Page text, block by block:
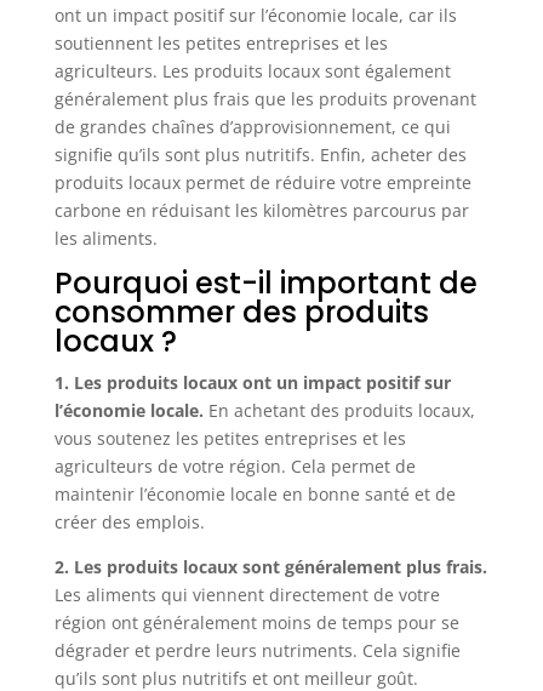
ont un impact positif sur l’économie locale, car ils
soutiennent les petites entreprises et les
agriculteurs. Les produits locaux sont également
généralement plus frais que les produits provenant
de grandes chaînes d’approvisionnement, ce qui
signifie qu’ils sont plus nutritifs. Enfin, acheter des
produits locaux permet de réduire votre empreinte
carbone en réduisant les kilomètres parcourus par
les aliments.
Pourquoi est-il important de
consommer des produits
locaux ?
1. Les produits locaux ont un impact positif sur
l’économie locale. En achetant des produits locaux,
vous soutenez les petites entreprises et les
agriculteurs de votre région. Cela permet de
maintenir l’économie locale en bonne santé et de
créer des emplois.
2. Les produits locaux sont généralement plus frais.
Les aliments qui viennent directement de votre
région ont généralement moins de temps pour se
dégrader et perdre leurs nutriments. Cela signifie
qu’ils sont plus nutritifs et ont meilleur goût.